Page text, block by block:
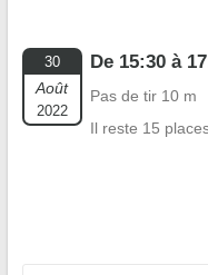
30
Août
2022
De 15:30 à
Pas de tir 10 m
Il reste 15